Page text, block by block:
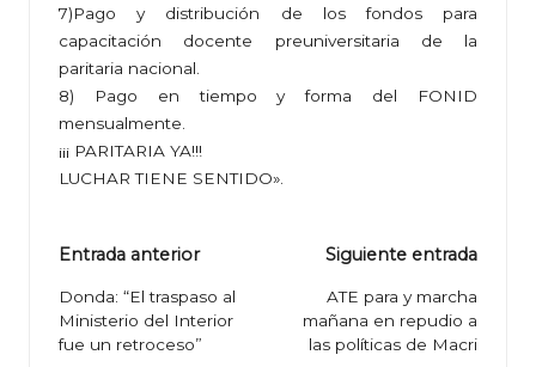
7)Pago y distribución de los fondos para
capacitación docente preuniversitaria de la
paritaria nacional.
8) Pago en tiempo y forma del FONID
mensualmente.
¡¡¡ PARITARIA YA!!!
LUCHAR TIENE SENTIDO».
Navegación
de
entradas
Entrada anterior
Donda: “El traspaso al
Ministerio del Interior
fue un retroceso”
Siguiente entrada
ATE para y marcha
mañana en repudio a
las políticas de Macri